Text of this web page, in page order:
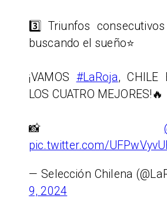
3️⃣ Triunfos
buscando el sueño⭐️
¡VAMOS #LaRoja, CHILE
LOS CUATRO MEJORES!🔥
📸
pic.twitter.com/
— Selección Chilena
9, 2024